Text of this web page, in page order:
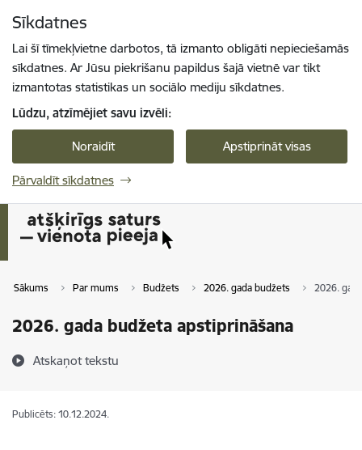
Sīkdatnes
Lai šī tīmekļvietne darbotos, tā izmanto obligāti nepieciešamās
sīkdatnes. Ar Jūsu piekrišanu papildus šajā vietnē var tikt
izmantotas statistikas un sociālo mediju sīkdatnes.
Lūdzu, atzīmējiet savu izvēli:
Noraidīt Apstiprināt visas
Pārvaldīt sīkdatnes
Sākums Par mums Budžets 2026. gada budžets 2026.
2026. gada budžeta apstiprināšana
Atskaņot tekstu
Publicēts: 10.12.2024.